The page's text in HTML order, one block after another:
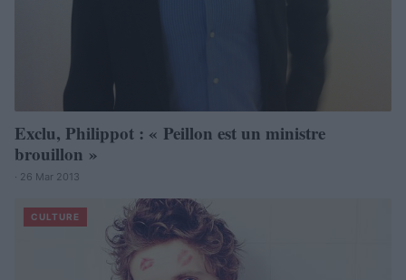
Exclu, Philippot : « Peillon est un ministre
brouillon »
· 26 Mar 2013
CULTURE